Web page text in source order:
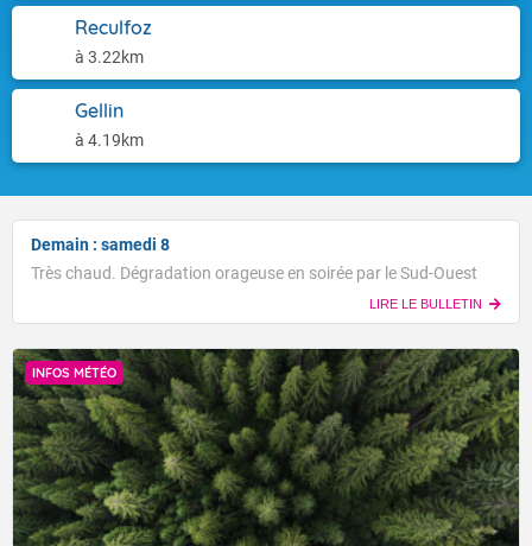
Reculfoz
à 3.22km
Gellin
à 4.19km
Demain : samedi 8
Très chaud. Dégradation orageuse en soirée par le Sud-Ouest
LIRE LE BULLETIN
INFOS MÉTÉO